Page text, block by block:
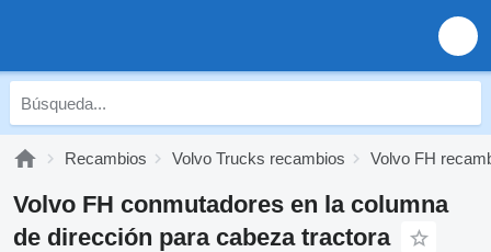
Recambios Volvo Trucks recambios Volvo FH
Volvo FH conmutadores en la columna
de dirección para cabeza tractora